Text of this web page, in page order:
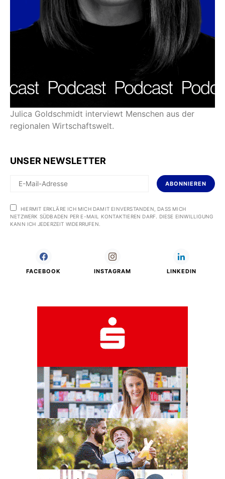
Julica Goldschmidt interviewt Menschen aus der
regionalen Wirtschaftswelt.
UNSER NEWSLETTER
ABONNIEREN
HIERMIT ERKLÄRE ICH MICH DAMIT EINVERSTANDEN, DASS MICH
NETZWERK SÜDBADEN PER E-MAIL KONTAKTIEREN DARF. DIESE EINWILLIGUNG
KANN ICH JEDERZEIT WIDERRUFEN.
FACEBOOK INSTAGRAM LINKEDIN